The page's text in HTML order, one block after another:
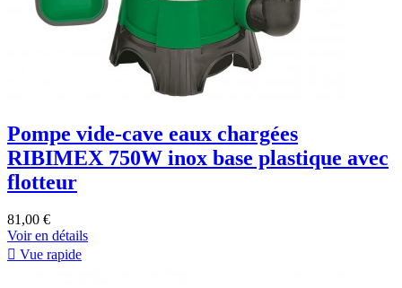
Pompe vide-cave eaux chargées
RIBIMEX 750W inox base plastique avec
flotteur
81,00 €
Voir en détails
 Vue rapide